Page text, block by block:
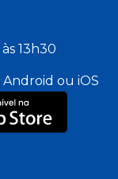
13h30
Android ou iOS